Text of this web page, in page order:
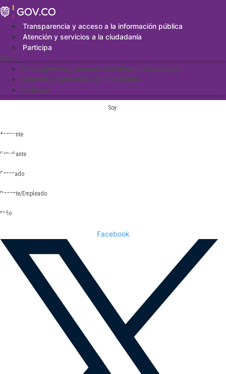
Saltar
al
contenidoTransparencia y acceso a la información pública
Atención y servicios a la ciudadanía
Participa
Menu
Transparencia y acceso a la información pública
Atención y servicios a la ciudadanía
Participa
Soy:
Aspirante
Estudiante
Egresado
Docente/Empleado
Niño
Facebook